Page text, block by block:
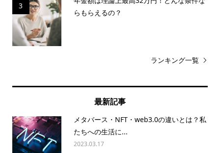
3
らもらえるの？
ランキング一覧
最新記事
メタバース・NFT・web3.0の違いとは？私
たちへの生活に...
2023.03.17